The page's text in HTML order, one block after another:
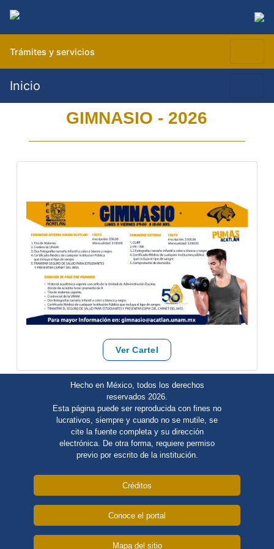
Trámites y servicios
Inicio
GIMNASIO - 2026
Ver Cartel
Hecho en México, todos los derechos
reservados 2026.
Esta página puede ser reproducida con fines no
lucrativos, siempre y cuando no se mutile, se
cite la fuente completa y su dirección
electrónica. De otra forma, requiere permiso
previo por escrito de la institución.
Créditos
Conoce el portal
Mapa del sitio